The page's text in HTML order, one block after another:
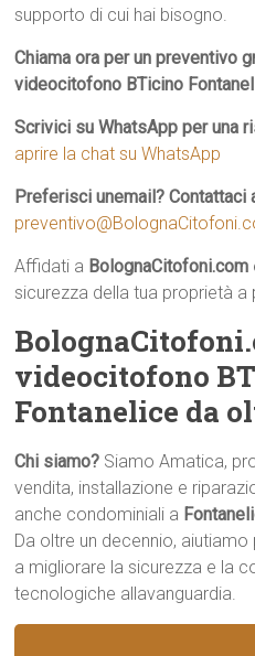
supporto di cui hai bisogno.
Chiama ora per un preventivo
videocitofono BTicino
Scrivici su WhatsApp per una
aprire la chat su WhatsApp
Preferisci unemail? Contattaci
Affidati a BolognaCitofoni.com
sicurezza della tua proprietà a
videocitofono
Fontanelice da
Chi siamo? Siamo Amatica,
vendita, installazione e
anche condominiali a
Da oltre un decennio,
a migliorare la sicurezza e la
tecnologiche allavanguardia.